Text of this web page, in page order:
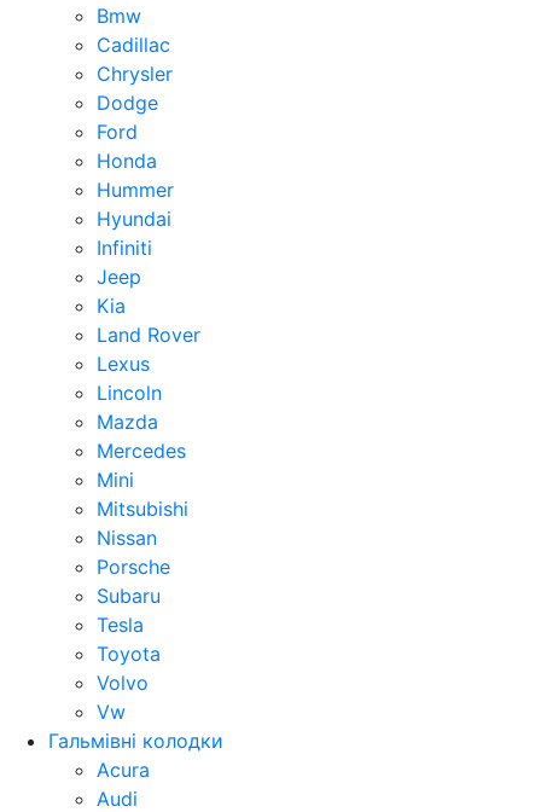
Bmw
Cadillac
Chrysler
Dodge
Ford
Honda
Hummer
Hyundai
Infiniti
Jeep
Kia
Land Rover
Lexus
Lincoln
Mazda
Mercedes
Mini
Mitsubishi
Nissan
Porsche
Subaru
Tesla
Toyota
Volvo
Vw
Гальмівні колодки
Acura
Audi